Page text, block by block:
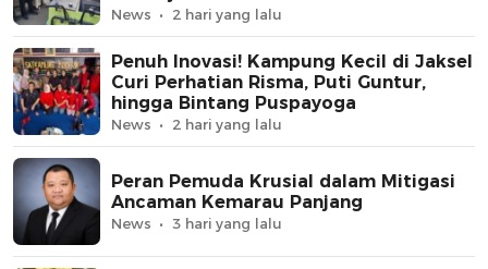
News 2 hari yang lalu
Penuh Inovasi! Kampung Kecil di Jaksel
Curi Perhatian Risma, Puti Guntur,
hingga Bintang Puspayoga
News 2 hari yang lalu
Peran Pemuda Krusial dalam Mitigasi
Ancaman Kemarau Panjang
News 3 hari yang lalu